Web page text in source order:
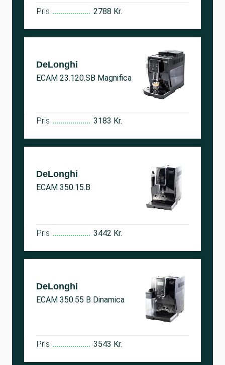
Pris 2788 Kr.
DeLonghi
ECAM 23.120.SB Magnifica
Pris 3183 Kr.
DeLonghi
ECAM 350.15.B
Pris 3442 Kr.
DeLonghi
ECAM 350.55 B Dinamica
Pris 3543 Kr.